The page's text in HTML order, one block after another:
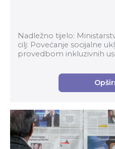
Nadležno tijelo:
cilj: Povećanje socijalne
provedbom inkluzivnih